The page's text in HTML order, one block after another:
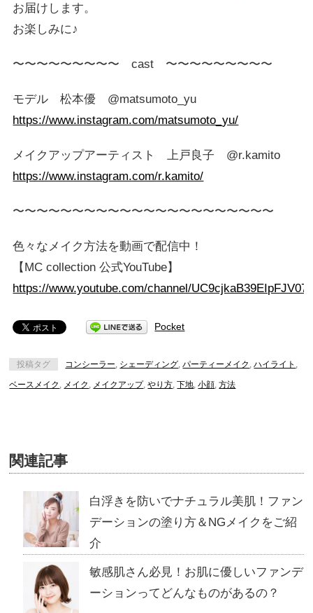
お届けします。
お楽しみに♪
〜〜〜〜〜〜〜〜〜 cast 〜〜〜〜〜〜〜〜〜
モデル 松本優 @matsumoto_yu
https://www.instagram.com/matsumoto_yu/
メイクアップアーティスト 上戸良子 @r.kamito
https://www.instagram.com/r.kamito/
〜〜〜〜〜〜〜〜〜〜〜〜〜〜〜〜〜〜〜〜〜〜
色々なメイク方法を動画で配信中！
【MC collection 公式YouTube】
https://www.youtube.com/channel/
Pocket
投稿タグ コンシーラー, シェーディング,パーティーメイク ,ハイライト ,
ベースメイク , メイク , メイクアップ,やり方,下地,小顔,方法
関連記事
白浮きを防いでナチュラル美肌！ファン
デーションの塗り方＆NGメイクをご紹
介
敏感肌さん必見！お肌に優しいファンデ
ーションってどんなものがあるの？